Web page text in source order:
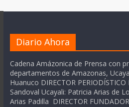
Diario Ahora
Cadena Amázonica de Prensa con
departamentos de Amazonas,
Huanuco DIRECTOR
Sandoval Ucayali: Patricia Arias de
Arias Padilla DIRECTOR